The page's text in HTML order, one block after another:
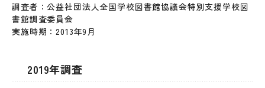
調査者：公益社団法人全国学校図書館協議会特別支援学校図
書館調査委員会
実施時期：2013年9月
2019年調査